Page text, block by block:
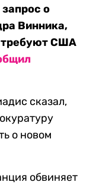
о
Винника,
требуют США
сказал,
о новом
обвиняет